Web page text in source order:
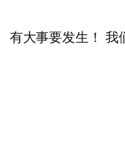
有大事要发生！ 我